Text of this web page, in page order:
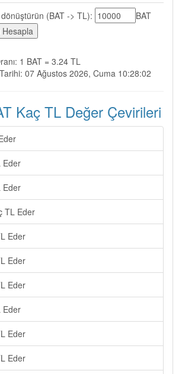
(BAT -> TL):
BAT
1 BAT = 3.24 TL
07 Ağustos 2026, Cuma 10:28:02
Kaç TL Değer Çevirileri
Eder
Eder
TL Eder
Eder
Eder
Eder
Eder
Eder
Eder